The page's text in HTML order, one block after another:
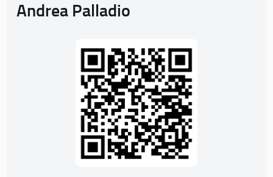
Andrea Palladio